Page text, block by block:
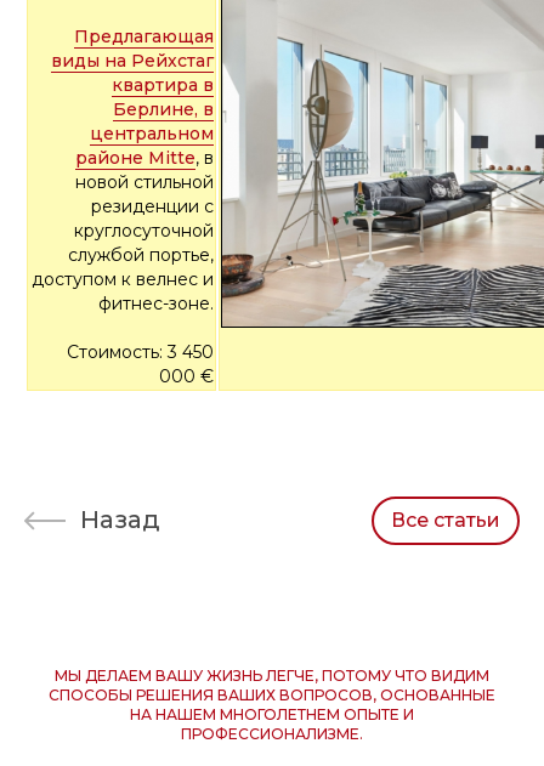
Предлагающая
виды на Рейхстаг
квартира в
Берлине, в
центральном
районе Mitte, в
новой стильной
резиденции с
круглосуточной
службой портье,
доступом к велнес и
фитнес-зоне.
Стоимость: 3 450
000 €
Назад Все статьи
МЫ ДЕЛАЕМ ВАШУ ЖИЗНЬ ЛЕГЧЕ, ПОТОМУ ЧТО ВИДИМ
СПОСОБЫ РЕШЕНИЯ ВАШИХ ВОПРОСОВ, ОСНОВАННЫЕ
НА НАШЕМ МНОГОЛЕТНЕМ ОПЫТЕ И
ПРОФЕССИОНАЛИЗМЕ.